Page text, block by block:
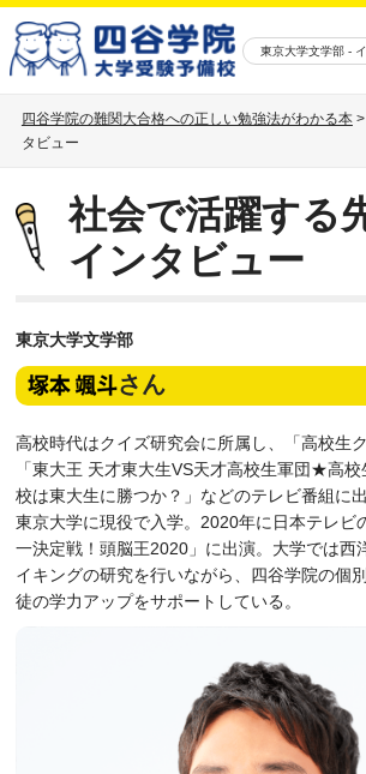
東京大学文学部 -
四谷学院の難関大合格への正しい勉強法がわかる本>
タビュー
社会で活躍する
インタビュー
東京大学文学部
さん
高校時代はクイズ研究会に所属し、「高校生
「東大王 天才東大生VS天才高校生軍団★高
校は東大生に勝つか？」などのテレビ番組に
東京大学に現役で入学。2020年に日本テレビ
一決定戦！頭脳王2020」に出演。大学では西
イキングの研究を行いながら、四谷学院の個
徒の学力アップをサポートしている。